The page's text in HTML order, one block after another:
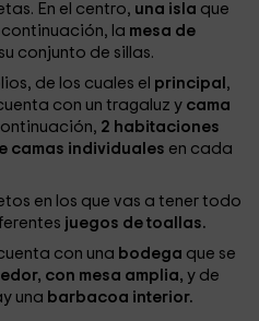
En el centro, una isla que
la mesa de
conjunto de sillas.
de los cuales el principal ,
con un tragaluz y cama
2 habitaciones
camas individuales en cada
en los que vas a tener todo
juegos de toallas.
con una bodega que se
con mesa amplia,y de
una barbacoa interior.